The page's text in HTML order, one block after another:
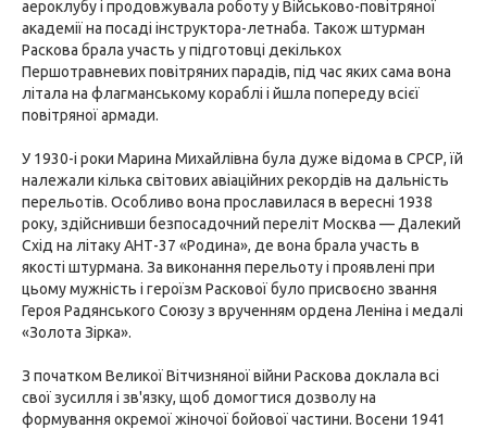
аероклубу і продовжувала роботу у Військово-повітряної
академії на посаді інструктора-летнаба. Також штурман
Раскова брала участь у підготовці декількох
Першотравневих повітряних парадів, під час яких сама вона
літала на флагманському кораблі і йшла попереду всієї
повітряної армади.
У 1930-і роки Марина Михайлівна була дуже відома в СРСР, їй
належали кілька світових авіаційних рекордів на дальність
перельотів. Особливо вона прославилася в вересні 1938
року, здійснивши безпосадочний переліт Москва — Далекий
Схід на літаку АНТ-37 «Родина», де вона брала участь в
якості штурмана. За виконання перельоту і проявлені при
цьому мужність і героїзм Раскової було присвоєно звання
Героя Радянського Союзу з врученням ордена Леніна і медалі
«Золота Зірка».
З початком Великої Вітчизняної війни Раскова доклала всі
свої зусилля і зв'язку, щоб домогтися дозволу на
формування окремої жіночої бойової частини. Восени 1941